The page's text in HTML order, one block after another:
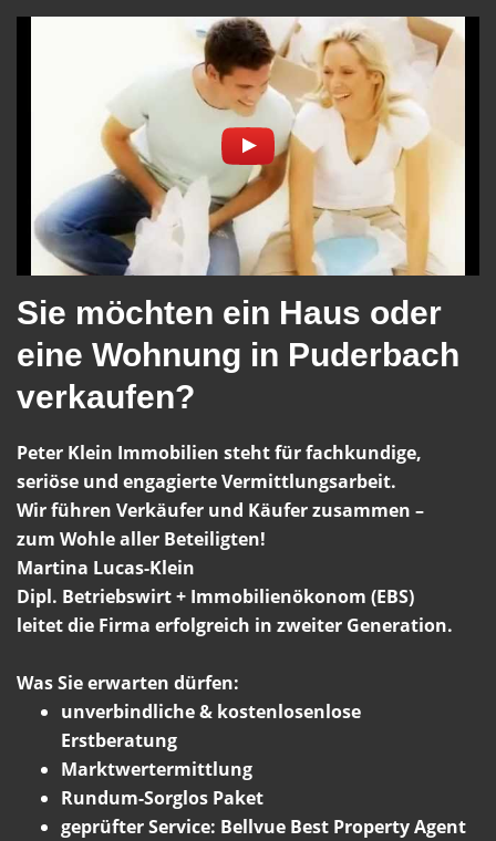
Sie möchten ein Haus oder
eine Wohnung in Puderbach
verkaufen?
Peter Klein Immobilien steht für fachkundige,
seriöse und engagierte Vermittlungsarbeit.
Wir führen Verkäufer und Käufer zusammen –
zum Wohle aller Beteiligten!
Martina Lucas-Klein
Dipl. Betriebswirt + Immobilienökonom (EBS)
leitet die Firma erfolgreich in zweiter Generation.
Was Sie erwarten dürfen:
unverbindliche & kostenlosenlose
Erstberatung
Marktwertermittlung
Rundum-Sorglos Paket
geprüfter Service: Bellvue Best Property Agent